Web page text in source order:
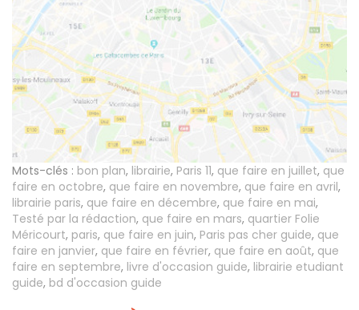
Mots-clés : bon plan, librairie, Paris 11, que faire en juillet, que
faire en octobre, que faire en novembre, que faire en avril,
librairie paris, que faire en décembre, que faire en mai,
Testé par la rédaction, que faire en mars, quartier Folie
Méricourt, paris, que faire en juin, Paris pas cher guide, que
faire en janvier, que faire en février, que faire en août, que
faire en septembre, livre d'occasion guide, librairie etudiant
guide, bd d'occasion guide